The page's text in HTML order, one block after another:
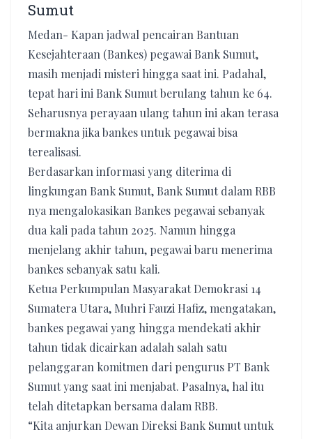
Sumut
Medan- Kapan jadwal pencairan Bantuan
Kesejahteraan (Bankes) pegawai Bank Sumut,
masih menjadi misteri hingga saat ini. Padahal,
tepat hari ini Bank Sumut berulang tahun ke 64.
Seharusnya perayaan ulang tahun ini akan terasa
bermakna jika bankes untuk pegawai bisa
terealisasi.
Berdasarkan informasi yang diterima di
lingkungan Bank Sumut, Bank Sumut dalam RBB
nya mengalokasikan Bankes pegawai sebanyak
dua kali pada tahun 2025. Namun hingga
menjelang akhir tahun, pegawai baru menerima
bankes sebanyak satu kali.
Ketua Perkumpulan Masyarakat Demokrasi 14
Sumatera Utara, Muhri Fauzi Hafiz, mengatakan,
bankes pegawai yang hingga mendekati akhir
tahun tidak dicairkan adalah salah satu
pelanggaran komitmen dari pengurus PT Bank
Sumut yang saat ini menjabat. Pasalnya, hal itu
telah ditetapkan bersama dalam RBB.
“Kita anjurkan Dewan Direksi Bank Sumut untuk